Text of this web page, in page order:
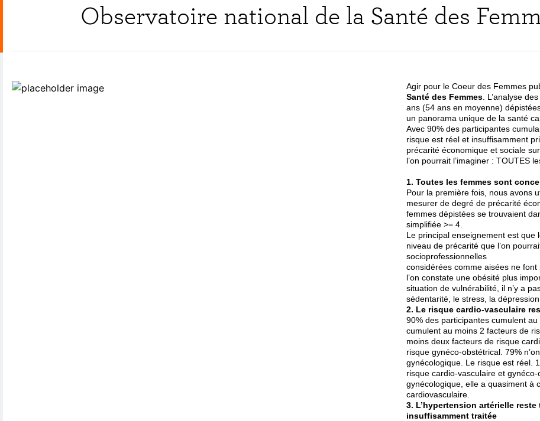
Observatoire national de la Santé des
Agir pour le Coeur des Femmes
Santé des Femmes . L’analyse
ans (54 ans en moyenne)
un panorama unique de la santé
Avec 90% des participantes
risque est réel et insuffisamment
précarité économique et sociale
l’on pourrait l’imaginer : TOUTES
1. Toutes les femmes sont
Pour la première fois, nous avons
mesurer de degré de précarité
femmes dépistées se trouvaient
simplifiée >= 4.
Le principal enseignement est que
niveau de précarité que l’on
socioprofessionnelles
considérées comme aisées ne
l’on constate une obésité plus
situation de vulnérabilité, il n’y a
sédentarité, le stress, la
2. Le risque cardio-vasculaire
90% des participantes cumulent
cumulent au moins 2 facteurs de
moins deux facteurs de risque
risque gynéco-obstétrical. 79%
gynécologique. Le risque est réel.
risque cardio-vasculaire et
gynécologique, elle a quasiment à
cardiovasculaire.
3. L’hypertension artérielle
insuffisamment traitée